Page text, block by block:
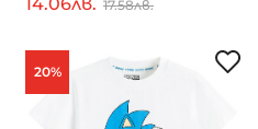
17.58лв.
20%